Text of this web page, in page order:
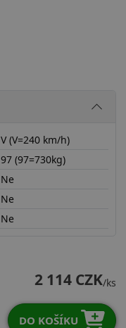
V (V=240 km/h)
97 (97=730kg)
Ne
Ne
Ne
2 114 CZK/ks
DO KOŠÍKU